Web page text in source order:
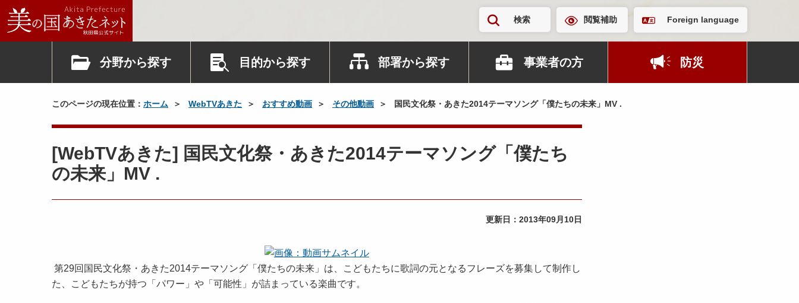
検索 閲覧補助 Foreign language
分野から探す 目的から探す 部署から探す 事業者の方 防災
このページの現在位置： ホーム WebTVあきた おすすめ動画 その他動画 国民文化祭・あきた2014テーマソング「僕たちの未来」MV .
[WebTVあきた] 国民文化祭・あきた2014テーマソング「僕たち
の未来」MV .
更新日： 2013年09月10日
第29回国民文化祭・あきた2014テーマソング「僕たちの未来」は、こどもたちに歌詞の元となるフレーズを募集して制作し
た、こどもたちが持つ「パワー」や「可能性」が­詰まっている楽曲です。